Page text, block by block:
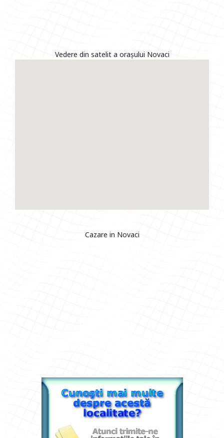
Vedere din satelit a orașului Novaci
Cazare in Novaci